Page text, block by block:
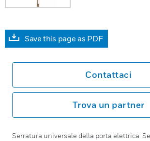
Save this page as PDF
Contattaci
Trova un partner
Serratura universale della porta elettrica.